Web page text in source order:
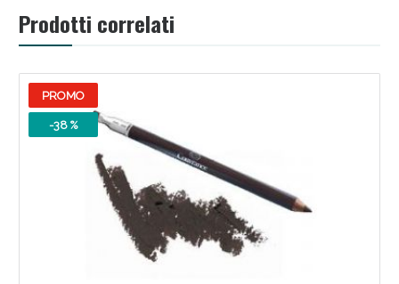
Prodotti correlati
PROMO
-38 %
Benessere Intestinale: Sconto fino al 55% valido
oggi!